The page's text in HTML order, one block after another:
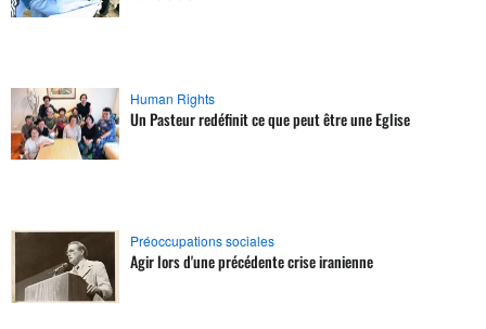
Human Rights
Un Pasteur redéfinit ce que peut être une Eglise
Préoccupations sociales
Agir lors d'une précédente crise iranienne